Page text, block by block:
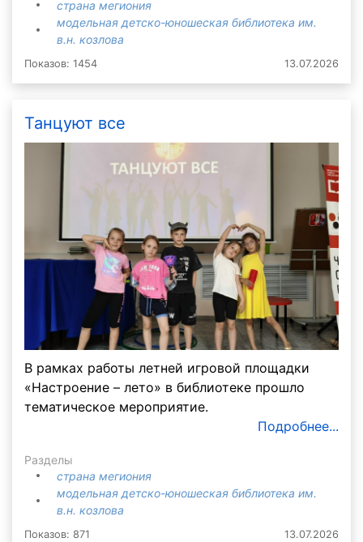
страна мегиония
модельная детско-юношеская библиотека им.
в.н. козлова
Показов: 1454 13.07.2026
Танцуют все
В рамках работы летней игровой площадки
«Настроение – лето» в библиотеке прошло
тематическое мероприятие.
Подробнее...
Разделы
страна мегиония
модельная детско-юношеская библиотека им.
в.н. козлова
Показов: 871 13.07.2026